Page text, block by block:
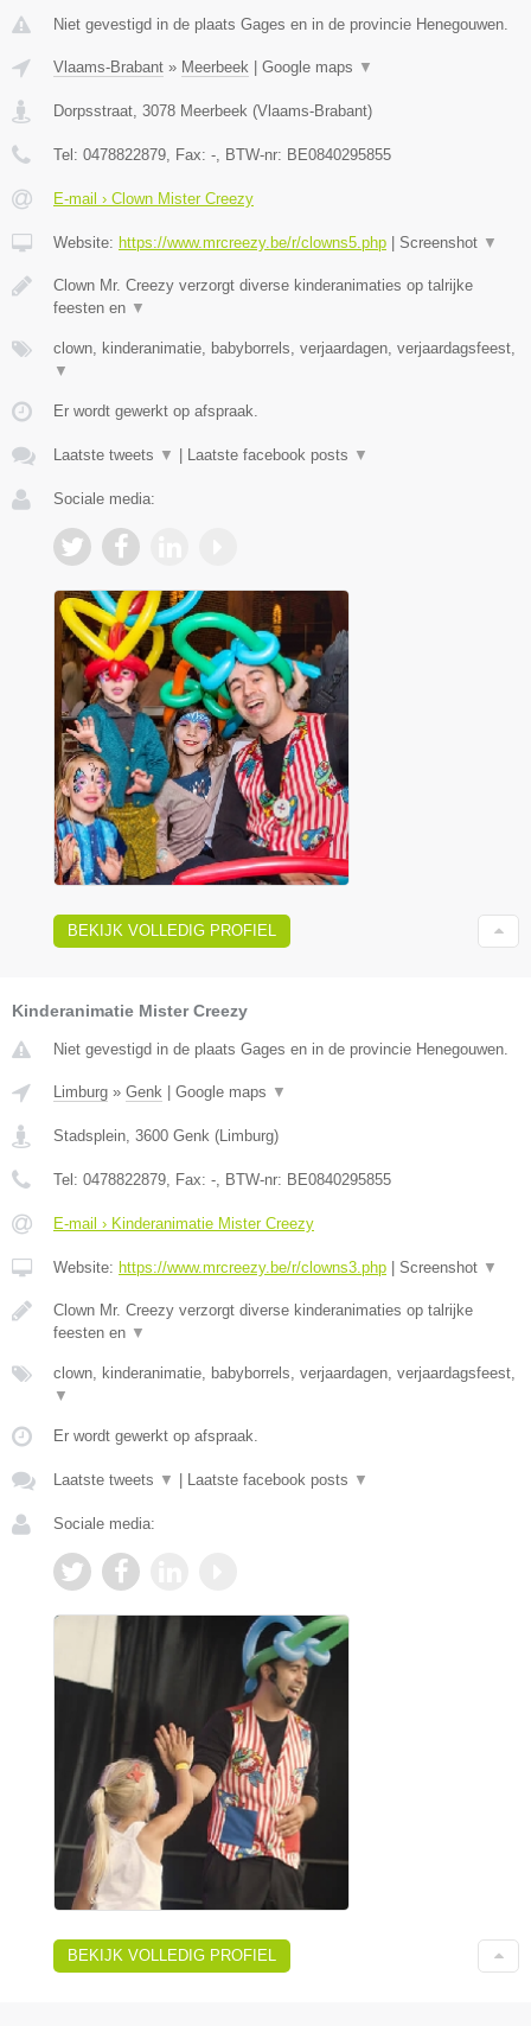
Niet gevestigd in de plaats Gages en in de provincie Henegouwen.
Vlaams-Brabant » Meerbeek Google maps ▼
Dorpsstraat, 3078 Meerbeek (Vlaams-Brabant)
Tel: 0478822879, Fax: -, BTW-nr: BE0840295855
E-mail › Clown Mister Creezy
Website: https://www.mrcreezy.be/r/clowns5.php Screenshot ▼
Clown Mr. Creezy verzorgt diverse kinderanimaties op talrijke
feesten en ▼
clown, kinderanimatie, babyborrels, verjaardagen, verjaardagsfeest,
▼
Er wordt gewerkt op afspraak.
Laatste tweets ▼ Laatste facebook posts ▼
Sociale media:
BEKIJK VOLLEDIG PROFIEL
Kinderanimatie Mister Creezy
Niet gevestigd in de plaats Gages en in de provincie Henegouwen.
Limburg » Genk Google maps ▼
Stadsplein, 3600 Genk (Limburg)
Tel: 0478822879, Fax: -, BTW-nr: BE0840295855
E-mail › Kinderanimatie Mister Creezy
Website: https://www.mrcreezy.be/r/clowns3.php Screenshot ▼
Clown Mr. Creezy verzorgt diverse kinderanimaties op talrijke
feesten en ▼
clown, kinderanimatie, babyborrels, verjaardagen, verjaardagsfeest,
▼
Er wordt gewerkt op afspraak.
Laatste tweets ▼ Laatste facebook posts ▼
Sociale media:
BEKIJK VOLLEDIG PROFIEL